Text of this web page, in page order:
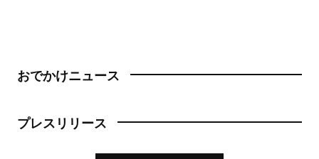
おでかけニュース
プレスリリース